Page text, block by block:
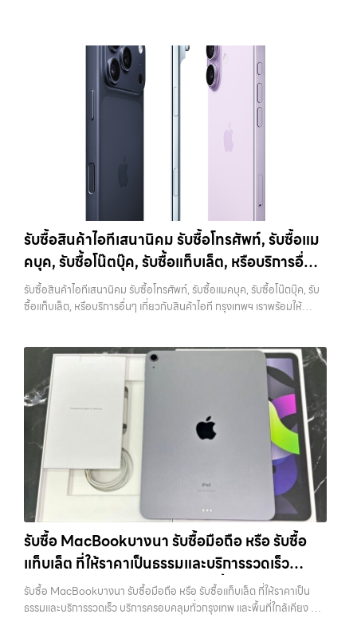
และได้รับการดูแลมาอย่างดี มักจะได้ราคาดีกว่าเครื่องที่มีคราบหรือฝุ่นสะสม
การทำความสะอาดไม่จำเป็นต้องใช้อุปกรณ์พิเศษ เพียงใช้ผ้านุ่มเช็ดหน้าจอ
เช็ดตัวเครื่อง และทำความสะอาดบริเวณเล็กๆ เช่น ช่องลำโพงหรือพอร์ต
ชาร์จ ก็เพียงพอแล้ว หากเป็นการขายผ่านออนไลน์ ภาพถ่ายก็มีผลอย่าง
มาก เครื่องที่ดูดีตั้งแต่ในรูป จะช่วยเพิ่มโอกาสในการต่อรองราคาได้มากขึ้น
5. ตรวจสอบสภาพเครื่องและแบตเตอรี่ สภาพของเครื่องเป็นปัจจัยหลักที่
กำหนดราคา ไม่ว่าจะเป็นรอยขีดข่วน รอยตก หรือการทำงานของระบบต่างๆ
สิ่งที่ควรตรวจสอบ ได้แก่ หน้าจอมีรอยหรือไม่ กล้องใช้งานได้ปกติหรือไม่
ปุ่มต่างๆ กดได้ครบหรือไม่ ลำโพงและไมโครโฟนทำงานหรือไม่ อีกจุดที่
สำคัญคือแบตเตอรี่ ซึ่งสามารถตรวจสอบได้จากเมนู Battery Health หาก
เปอร์เซ็นต์ยังอยู่ในระดับสูง จะช่วยให้ได้ราคาดีกว่าเครื่องที่แบตเสื่อม ในบาง
กรณี การเปลี่ยนแบตก่อนขายอาจช่วยเพิ่มมูลค่าได้ แต่ควรคำนวณต้นทุนให้
ดีว่าคุ้มค่าหรือไม่ 6. เช็คราคาก่อนขายทุกครั้ง การรู้ราคาตลาดก่อนขายเป็น
สิ่งที่ช่วยให้คุณไม่เสียเปรียบ หลายคนขายโดยไม่เช็คข้อมูล ทำให้โดนกด
ราคามากกว่าที่ควรจะเป็น แนะนำให้ลองเปรียบเทียบราคาจากหลายแหล่ง
ทั้งร้านรับซื้อและช่องทางออนไลน์ เพื่อให้เห็นภาพรวมของราคาในตลาด
ครบช่วยเพิ่มราคา แม้จะไม่ใช่ปัจจัยหลัก แต่การมีอุปกรณ์ครบ เช่น กล่อง
สายชาร์จ หรืออุปกรณ์เสริม จะช่วยเพิ่มความน่าสนใจให้กับเครื่อง สำหรับ
บางรุ่น การมีกล่องครบอาจช่วยเพิ่มราคาได้พอสมควร เพราะผู้ซื้อสามารถ
นำไปขายต่อได้ง่ายขึ้น อย่างไรก็ตาม หากไม่มีอุปกรณ์เหล่านี้ ก็ยังสามารถ
ขายได้ตามปกติ เพียงแต่อาจไม่ได้ราคาสูงเท่ากับเครื่องที่มีครบ 8. เลือกช่อง
ทางการขายให้เหมาะกับตัวเอง การขาย iPhone มีหลายวิธี แต่ละวิธีก็มีข้อดี
และข้อจำกัดต่างกัน การขายเองผ่านแพลตฟอร์มออนไลน์อาจได้ราคาสูง
กว่า แต่ต้องใช้เวลาและมีความเสี่ยงในการเจอผู้ซื้อที่ไม่น่าเชื่อถือ การขายให้
ร้านรับซื้อจะสะดวกและรวดเร็ว แต่ควรเลือกร้านที่มีความน่าเชื่อถือและให้
ราคาตามสภาพจริง อีกทางเลือกหนึ่งคือการใช้บริการจำนำ ซึ่งเหมาะกับคน
ที่ต้องการเงินด่วนแต่ยังไม่อยากขายขาด โดยสามารถเลือกใช้บริการ…
15,000 บาทiPhone 11 Pro 128GB รับซื้อได้ที่ 11,900 บาทราคาตลาด
มือสอง: 17,000 บาทiPhone 11 Pro 256GB รับซื้อได้ที่ 13,300 บาท
ราคาตลาดมือสอง: 19,000 บาทราคารับซื้อ iPhone 11 Pro
Max:iPhone 11 Pro Max 64GB รับซื้อได้ที่ 12,600 บาทราคาตลาดมือ
สอง: 18,000 บาทiPhone 11 Pro Max 128GB รับซื้อได้ที่ 14,000 บาท
ราคาตลาดมือสอง: 20,000 บาทiPhone 11 Pro Max 256GB รับซื้อ
ได้ที่ 15,400 บาทราคาตลาดมือสอง: 22,000 บาท
mini (ปี 2020)iPhone 12 เป็นรุ่นแรกที่รองรับ 5G พร้อมดีไซน์ขอบ
เหลี่ยมสไตล์ใหม่ที่กลับมาอีกครั้ง มาพร้อมชิป A14 Bionic และกล้องคู่ที่ดี
ขึ้นราคารับซื้อ iPhone 12:iPhone 12 64GB รับซื้อได้ที่ 8,750 บาทราคา
บางแค วัชรพล รามอินทรา รับซื้อสินค้าไอทีวังหิน — รับซื้อโทรศัพท์, รับซื้อ
แมคบุค, รับซื้อโน๊ตบุ๊ค, รับซื้อแท็บเล็ต, หรือบริการอื่นๆ เกี่ยวกับสินค้าไอที
กรุงเทพฯ เราพร้อมให้บริการครบวงจร รับซื้อสินค้าไอทีวังหิน รับซื้อ
โทรศัพท์, รับซื้อแมคบุค, รับซื้อโน๊ตบุ๊ค, รับซื้อแท็บเล็ต, หรือบริการอื่นๆ เกี่ยว
กับสินค้าไอที กรุงเทพฯ… รับซื้อสินค้าไอทีวังหิน รับซื้อ iPhone ทุกรุ่น ให้
ราคาสูง พร้อมจ่ายเงินทันที ประสบการณ์เหนือระดับกับการ รับซื้อไอ
เว็บไซต์ที่คุณไว้วางใจได้ สำหรับบริการ รับซื้อ มือถือ iPhone, Samsung,
iPad, แท็บเล็ต ทุกยี่ห้อ ให้ราคาสูง พร้อมจ่ายเงินทันที ครอบคลุมพื้นที่
ลาดพร้าว, รัชดา, บางรัก, แจ้งวัฒนะ, บางแค, วัชรพล, รามอินทรา และเขต
กรุงเทพฯ ใกล้ “ใกล้ ฉัน” ที่สุด ในยุคที่สมาร์ทโฟน แท็บเล็ต และอุปกรณ์ไอที
ใหม่ๆ เปลี่ยนรุ่นกันแทบทุกช่วงเวลา อุปกรณ์ที่คุณใช้แล้วอาจกลายเป็นของ
ที่ไม่ได้ใช้งานอยู่เฉยๆ เว็บไซต์ของเราจึงเกิดขึ้นเพื่อเป็นทางเลือกให้คุณ
สามารถเปลี่ยนอุปกรณ์ที่ไม่ใช้แล้วให้กลายเป็นเงินสดได้ทันที ด้วยบริการ รับ
แท็บเล็ต, รับซื้อสินค้าไอทีกรุงเทพมหานคร อย่างครบวงจร ไม่ว่าคุณจะอยู่
โซนเมืองหรือเขตชานเมือง เรามีทีมงานพร้อมให้บริการถึงที่ในพื้นที่ “ใกล้
ว่าอุปกรณ์แต่ละชิ้นไม่ใช่แค่เครื่องใช้ไฟฟ้า แต่เป็นทรัพย์สินที่มีมูลค่า คุณอาจ
ต้องการเปลี่ยนรุ่น หรือต้องการเงินด่วน เราจึงมอบบริการประเมินสภาพ
เครื่อง ฟรี ปราบปรามความยุ่งยากทั้งหลาย โดยเน้น โปร่งใส มั่นใจได้ และ
จ่ายเงินทันทีเมื่อตกลงซื้อขายสำเร็จ บริการของเราครอบคลุมทั้ง iPhone
สายใหม่-เก่า, Samsung ทุกรุ่น, iPad และแท็บเล็ตทุกแบรนด์ เรารับถึงแม้
จะอยู่ในสภาพใช้งานแล้ว ตกแต่งแล้ว หรือมีรอยบ้าง เพราะมูลค่าของเครื่อง
ไม่ได้ขึ้นอยู่แค่ยี่ห้อ แต่ขึ้นอยู่กับสภาพจริง ความครบชุด และความสะดวกใน
การขายของคุณ เราจึงตั้งใจให้บริการในเขต ลาดพร้าว, รัชดา, บางรัก,
แจ้งวัฒนะ, บางแค, วัชรพล, รามอินทรา, บางนา, บางพลี, เกษตรนวมินทร์,
เสนานิคม, วังหิน อย่างเต็มที่ ไม่ว่าคุณจะค้นหาคำว่า “รับซื้อมือถือใกล้ฉัน”,
“รับซื้อโทรศัพท์มือสองกรุงเทพ”, “ขาย iPad ได้ราคา”, “รับซื้อแท็บเล็ต
กรุงเทพถึงที่”, หรือ “รับซื้อ Samsung มือสอง ราคาสูง” — ที่นี่คือคำตอบ
เพราะบริการของเรามุ่งตรงให้คุณได้รับราคาและความสะดวกสบายที่เหนือ
กว่า เลือกเราแล้วคุณจะได้บริการที่คุณไว้วางใจ พร้อมทีมงานที่พร้อม
อำนวยความสะดวก นัดรับถึงที่ ตรวจสภาพอย่างมืออาชีพ และจ่ายเงินทันที
ทั้งหมดนี้เพื่อให้การขายอุปกรณ์ของคุณเป็นเรื่องง่ายขึ้น ดีกว่า รวดเร็วกว่า
และคุ้มค่ากว่า ทำไมต้องเลือกเรา ผู้เชี่ยวชาญด้านการให้บริการ รับซื้อมือถือ
รับซื้อสินค้าไอทีเสนานิคม รับซื้อโทรศัพท์, รับซื้อแม
คบุค, รับซื้อโน๊ตบุ๊ค, รับซื้อแท็บเล็ต, หรือบริการอื่นๆ
เกี่ยวกับสินค้าไอที กรุงเทพฯ เราพร้อมให้บริการครบ
วงจร
รับซื้อสินค้าไอทีเสนานิคม รับซื้อโทรศัพท์, รับซื้อแมคบุค, รับซื้อโน๊ตบุ๊ค, รับ
ซื้อแท็บเล็ต, หรือบริการอื่นๆ เกี่ยวกับสินค้าไอที กรุงเทพฯ เราพร้อมให้
แจ้งวัฒนะ บางแค วัชรพล รามอินทรา รับซื้อสินค้าไอทีเสนานิคม — รับซื้อ
โทรศัพท์, รับซื้อแมคบุค, รับซื้อโน๊ตบุ๊ค, รับซื้อแท็บเล็ต, หรือบริการอื่นๆ เกี่ยว
กับสินค้าไอที กรุงเทพฯ เราพร้อมให้บริการครบวงจร รับซื้อสินค้าไอที
เสนานิคม รับซื้อโทรศัพท์, รับซื้อแมคบุค, รับซื้อโน๊ตบุ๊ค, รับซื้อแท็บเล็ต, หรือ
บริการอื่นๆ เกี่ยวกับสินค้าไอที กรุงเทพฯ… รับซื้อสินค้าไอทีเสนานิคม รับ
ซื้อ iPad และแท็บเล็ตทุกแบรนด์ ทุกสภาพ — ขอขายง่าย ได้เงินเร็ว
ประสบการณ์เหนือระดับกับการ รับซื้อไอโฟน, รับซื้อไอแพด, รับซื้อมือถือ
ยินดีต้อนรับสู่ “รับซื้อขายมือถือ.com” เว็บไซต์ที่คุณไว้วางใจได้ สำหรับ
บริการ รับซื้อ มือถือ iPhone, Samsung, iPad, แท็บเล็ต ทุกยี่ห้อ ให้ราคา
สูง พร้อมจ่ายเงินทันที ครอบคลุมพื้นที่ ลาดพร้าว, รัชดา, บางรัก,
แจ้งวัฒนะ, บางแค, วัชรพล, รามอินทรา และเขตกรุงเทพฯ ใกล้ “ใกล้ ฉัน”
ที่สุด ในยุคที่สมาร์ทโฟน แท็บเล็ต และอุปกรณ์ไอทีใหม่ๆ เปลี่ยนรุ่นกันแทบ
ทุกช่วงเวลา อุปกรณ์ที่คุณใช้แล้วอาจกลายเป็นของที่ไม่ได้ใช้งานอยู่เฉยๆ
เว็บไซต์ของเราจึงเกิดขึ้นเพื่อเป็นทางเลือกให้คุณสามารถเปลี่ยนอุปกรณ์ที่
ไม่ใช้แล้วให้กลายเป็นเงินสดได้ทันที ด้วยบริการ รับซื้อไอโฟน, รับซื้อไอแพด,
รับซื้อมือถือ, รับซื้อโทรศัพท์, รับซื้อโน๊ตบุ๊ค, รับซื้อแท็บเล็ต, รับซื้อสินค้าไอที
รับซื้อ MacBookบางนา รับซื้อมือถือ หรือ รับซื้อ
แท็บเล็ต ที่ให้ราคาเป็นธรรมและบริการรวดเร็ว
บริการครอบคลุมทั่วกรุงเทพ และพื้นที่ใกล้เคียง
รับซื้อ MacBookบางนา รับซื้อมือถือ หรือ รับซื้อแท็บเล็ต ที่ให้ราคาเป็น
ธรรมและบริการรวดเร็ว บริการครอบคลุมทั่วกรุงเทพ และพื้นที่ใกล้เคียง —